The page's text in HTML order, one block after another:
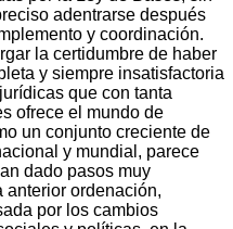
adentrarse después
y coordinación.
la certidumbre de haber
y siempre insatisfactoria
que con tanta
ofrece el mundo de
un conjunto creciente de
y mundial, parece
dado pasos muy
anterior ordenación,
por los cambios